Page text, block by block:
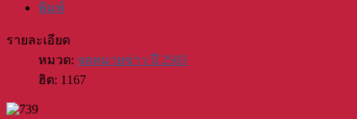
พิมพ์
รายละเอียด
หมวด: จดหมายข่าว ปี 2565
ฮิต: 1167